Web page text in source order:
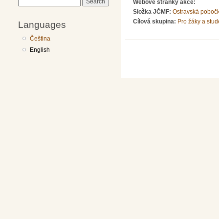
Languages
Čeština
English
Webové stránky akce:
Složka JČMF: Ostravská
Cílová skupina: Pro žáky a